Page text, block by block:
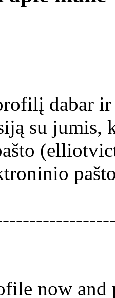
dabar
su jumis,
now and